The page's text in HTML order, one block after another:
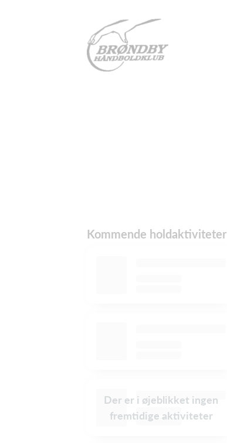
Kommende holdaktiviteter
Der er i øjeblikket ingen
fremtidige aktiviteter